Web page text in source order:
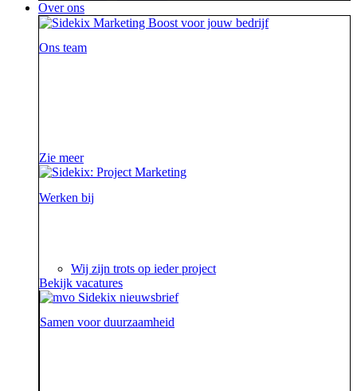
Over ons
Ons team
Zie meer
Werken bij
Wij zijn trots op ieder project
Bekijk vacatures
Samen voor duurzaamheid